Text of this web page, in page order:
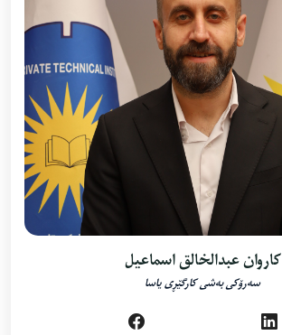
کاروان عبدالخالق اسماعیل
سەرۆکى بەشی کارگێڕی یاسا